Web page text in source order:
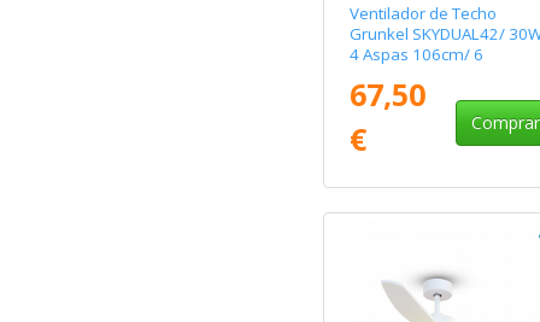
Ventilador de Techo
Grunkel SKYDUAL42/
4 Aspas 106cm/ 6
67,50
€
Comprar